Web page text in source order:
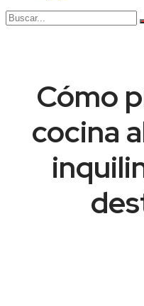
Cómo
cocina